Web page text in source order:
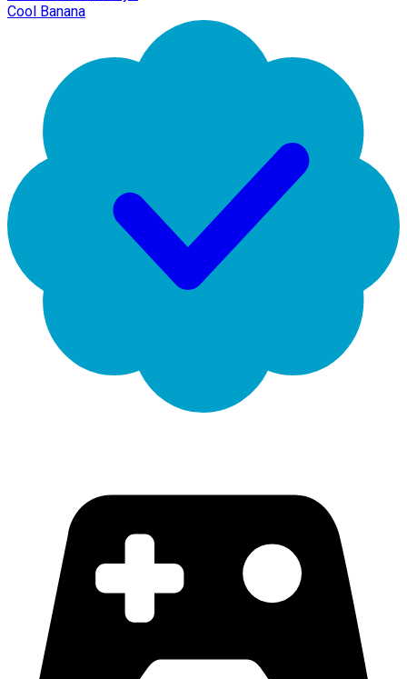
Cool Banana